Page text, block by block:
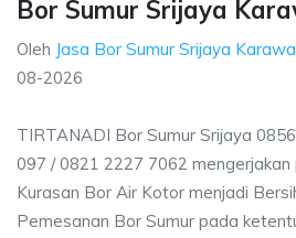
Bor Sumur Srijaya
Oleh Jasa Bor Sumur Srijaya
08-2026
TIRTANADI Bor Sumur Srijaya
097 / 0821 2227 7062
Kurasan Bor Air Kotor menjadi
Pemesanan Bor Sumur pada